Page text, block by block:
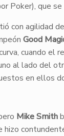
Poker), que
con agilidad
Good
cuando el
al lado del
en ellos
Mike Smith
hizo